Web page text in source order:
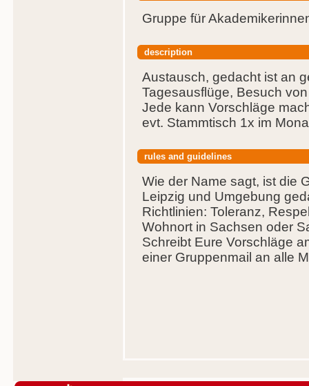
Gruppe für
description
Austausch, gedacht ist an
Tagesausflüge, Besuch
Jede kann Vorschläge
evt. Stammtisch 1x im
rules and guidelines
Wie der Name sagt, ist die
Leipzig und Umgebung
Richtlinien: Toleranz,
Wohnort in Sachsen oder
Schreibt Eure Vorschläge
einer Gruppenmail an alle